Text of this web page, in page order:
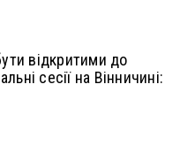
відкритими до
сесії на Вінничині: